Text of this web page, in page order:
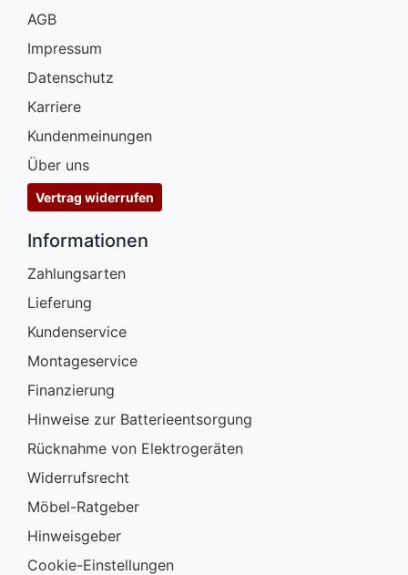
AGB
Impressum
Datenschutz
Karriere
Kundenmeinungen
Über uns
Vertrag widerrufen
Informationen
Zahlungsarten
Lieferung
Kundenservice
Montageservice
Finanzierung
Hinweise zur Batterieentsorgung
Rücknahme von Elektrogeräten
Widerrufsrecht
Möbel-Ratgeber
Hinweisgeber
Cookie-Einstellungen